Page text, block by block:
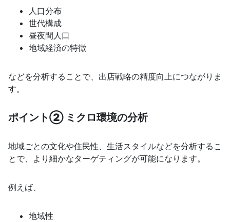
人口分布
世代構成
昼夜間人口
地域経済の特徴
などを分析することで、出店戦略の精度向上につながりま
す。
ポイント② ミクロ環境の分析
地域ごとの文化や住民性、生活スタイルなどを分析するこ
とで、より細かなターゲティングが可能になります。
例えば、
地域性